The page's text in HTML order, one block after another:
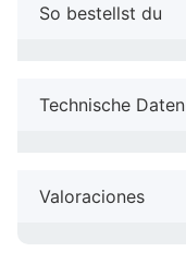
So bestellst du
Technische Daten
Valoraciones